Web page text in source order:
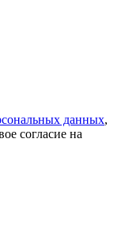
данных,
согласие на